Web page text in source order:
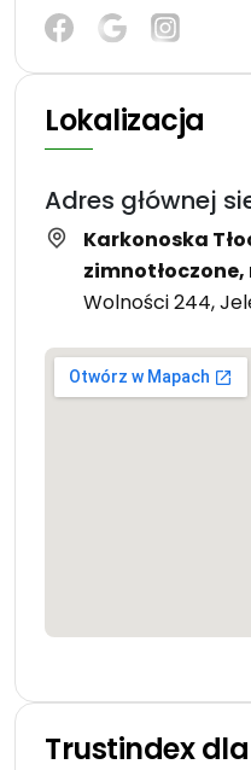
Lokalizacja
Adres głównej
Karkonoska
zimnotłoczone,
Wolności 244,
Trustindex